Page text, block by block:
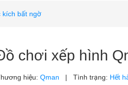
kích bất ngờ
chơi xếp hình
hiệu: Qman | Tình trạng: Hết